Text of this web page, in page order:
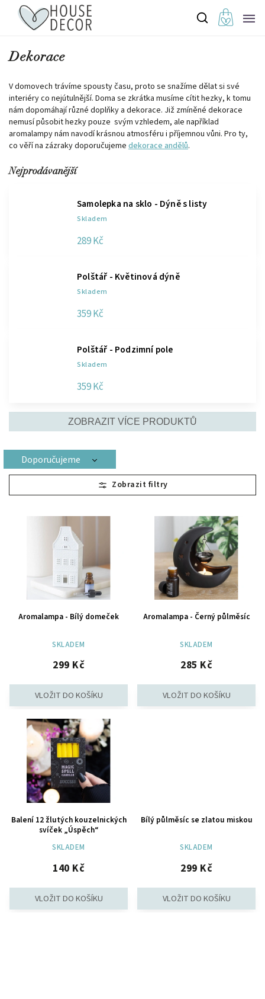
Dekorace
V domovech trávíme spousty času, proto se snažíme dělat si své
interiéry co nejútulnější. Doma se zkrátka musíme cítit hezky, k tomu
nám dopomáhají různé doplňky a dekorace. Již zmíněné dekorace
nemusí působit hezky pouze svým vzhledem, ale například
aromalampy nám navodí krásnou atmosféru i příjemnou vůni. Pro ty,
co věří na zázraky doporučujeme dekorace andělů.
Nejprodávanější
Samolepka na sklo - Dýně s listy
Skladem
289 Kč
Polštář - Květinová dýně
Skladem
359 Kč
Polštář - Podzimní pole
Skladem
359 Kč
ZOBRAZIT VÍCE PRODUKTŮ
Doporučujeme
Nejlevnější
Nejdražší
Nejprodávanější
Abecedně
Aromalampa - Bílý domeček
SKLADEM
299 Kč
Aromalampa - Černý půlměsíc
SKLADEM
285 Kč
Balení 12 žlutých kouzelnických
svíček „Úspěch“
SKLADEM
140 Kč
Bílý půlměsíc se zlatou miskou
SKLADEM
299 Kč